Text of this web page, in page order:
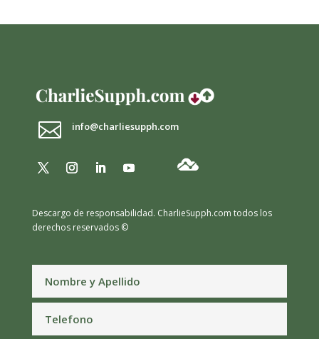
 info@charliesupph.com
Descargo de responsabilidad. CharlieSupph.com todos los
derechos reservados ©